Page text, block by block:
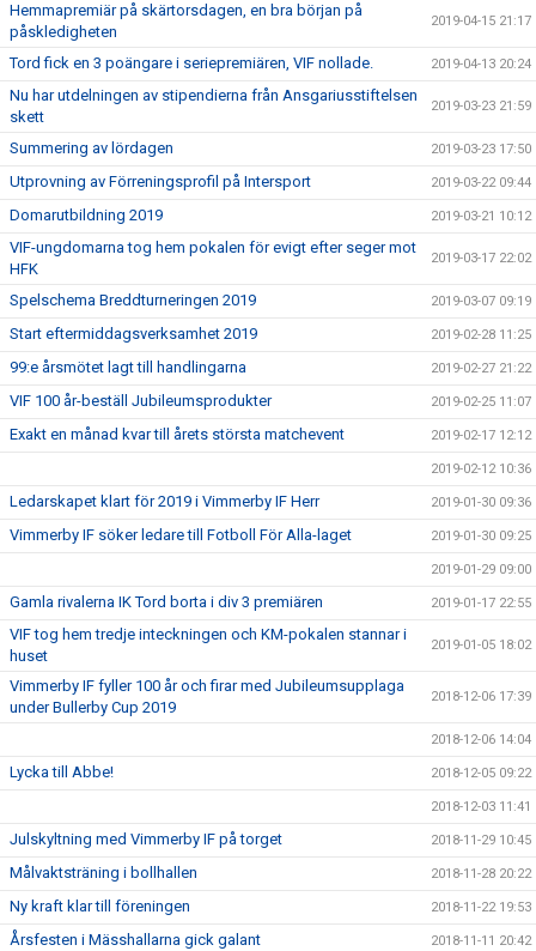
Hemmapremiär på skärtorsdagen, en bra början på
påskledigheten
2019-04-15 21:17
Tord fick en 3 poängare i seriepremiären, VIF nollade. 2019-04-13 20:24
Nu har utdelningen av stipendierna från Ansgariusstiftelsen
skett
2019-03-23 21:59
Summering av lördagen 2019-03-23 17:50
Utprovning av Förreningsprofil på Intersport 2019-03-22 09:44
Domarutbildning 2019 2019-03-21 10:12
VIF-ungdomarna tog hem pokalen för evigt efter seger mot
HFK
2019-03-17 22:02
Spelschema Breddturneringen 2019 2019-03-07 09:19
Start eftermiddagsverksamhet 2019 2019-02-28 11:25
99:e årsmötet lagt till handlingarna 2019-02-27 21:22
VIF 100 år-beställ Jubileumsprodukter 2019-02-25 11:07
Exakt en månad kvar till årets största matchevent 2019-02-17 12:12
2019-02-12 10:36
Ledarskapet klart för 2019 i Vimmerby IF Herr 2019-01-30 09:36
Vimmerby IF söker ledare till Fotboll För Alla-laget 2019-01-30 09:25
2019-01-29 09:00
Gamla rivalerna IK Tord borta i div 3 premiären 2019-01-17 22:55
VIF tog hem tredje inteckningen och KM-pokalen stannar i
huset
2019-01-05 18:02
Vimmerby IF fyller 100 år och firar med Jubileumsupplaga
under Bullerby Cup 2019
2018-12-06 17:39
2018-12-06 14:04
Lycka till Abbe! 2018-12-05 09:22
2018-12-03 11:41
Julskyltning med Vimmerby IF på torget 2018-11-29 10:45
Målvaktsträning i bollhallen 2018-11-28 20:22
Ny kraft klar till föreningen 2018-11-22 19:53
Årsfesten i Mässhallarna gick galant 2018-11-11 20:42